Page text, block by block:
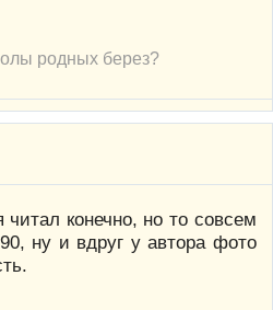
родных берез?
читал конечно, но то совсем
ну и вдруг у автора фото